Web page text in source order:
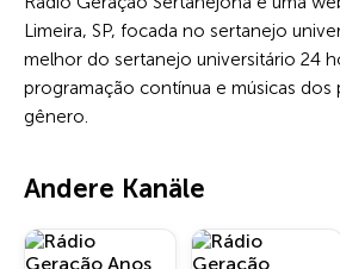
Limeira, SP, focada no sertanejo
melhor do sertanejo universitário 24
programação contínua e músicas dos
gênero.
Andere Kanäle